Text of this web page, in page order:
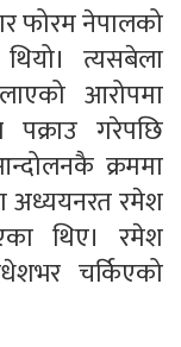
फोरम नेपालको
त्यसबेला
आरोपमा
पक्राउ गरेपछि
क्रममा
अध्ययनरत रमेश
थिए। रमेश
चर्किएको